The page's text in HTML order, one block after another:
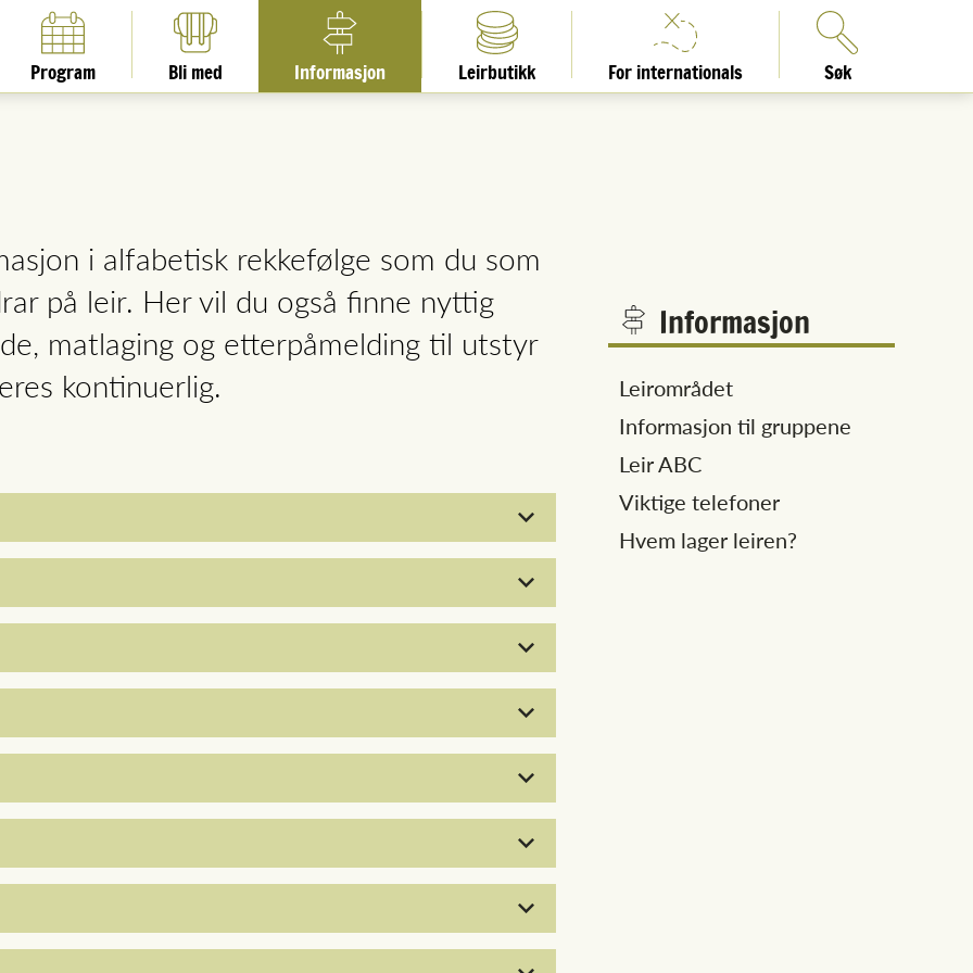
Program Bli med Informasjon Leirbutikk For internationals Søk
i alfabetisk rekkefølge som du som
på leir. Her vil du også finne nyttig
matlaging og etterpåmelding til utstyr
kontinuerlig.
Informasjon
Leirområdet
Informasjon til gruppene
Leir ABC
Viktige telefoner
Hvem lager leiren?